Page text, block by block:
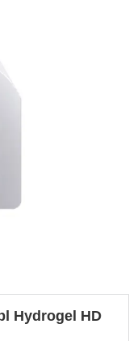
Hydrogel HD